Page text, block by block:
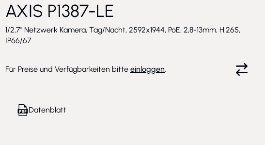
AXIS P1387-LE
1/2,7" Netzwerk Kamera, Tag/Nacht, 2592x1944, PoE, 2,8-13mm, H.265,
IP66/67
Für Preise und Verfügbarkeiten bitte einloggen.
Datenblatt